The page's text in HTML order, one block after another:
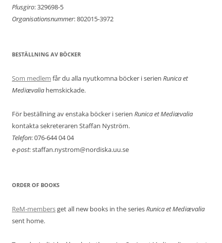
Plusgiro: 329698-5
Organisationsnummer: 802015-3972
BESTÄLLNING AV BÖCKER
Som medlem får du alla nyutkomna böcker i serien Runica et
Mediævalia hemskickade.
För beställning av enstaka böcker i serien Runica et Mediævalia
kontakta sekreteraren Staffan Nyström.
Telefon: 076-644 04 04
e-post: staffan.nystrom@nordiska.uu.se
ORDER OF BOOKS
ReM-membersget all new books in the seriesRunica et Mediævalia
sent home.